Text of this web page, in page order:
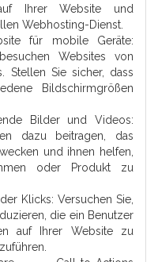
Ihrer Website und
Webhosting-Dienst.
für mobile Geräte:
Websites von
Stellen Sie sicher, dass
Bildschirmgrößen
Bilder und Videos:
dazu beitragen, das
und ihnen helfen,
oder Produkt zu
Klicks: Versuchen Sie,
die ein Benutzer
auf Ihrer Website zu